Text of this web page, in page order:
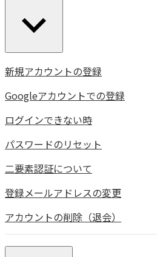
新規アカウントの登録
Googleアカウントでの登録
ログインできない時
パスワードのリセット
二要素認証について
登録メールアドレスの変更
アカウントの削除（退会）